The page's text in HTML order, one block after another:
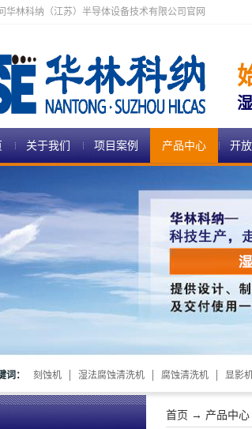
华林科纳（江苏）半导体设备技术有限公司官网
关于我们 项目案例 产品中心 开
词： 刻蚀机 湿法腐蚀清洗机 腐蚀清洗机 显影
首页 → 产品中心